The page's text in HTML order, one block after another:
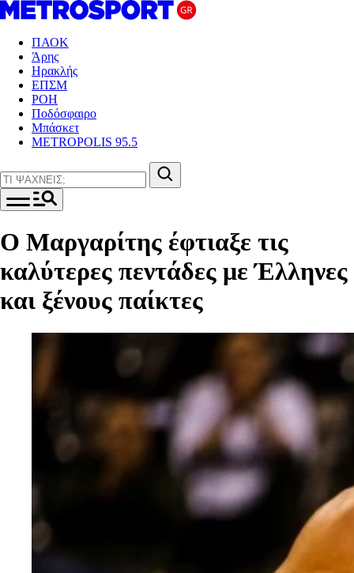
ΠΑΟΚ
Άρης
Ηρακλής
ΕΠΣΜ
ΡΟΗ
Ποδόσφαιρο
Μπάσκετ
METROPOLIS 95.5
Ο Μαργαρίτης έφτιαξε τις
καλύτερες πεντάδες με Έλληνες
και ξένους παίκτες